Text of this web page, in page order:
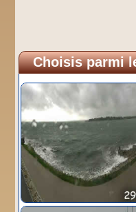
Choisis parmi